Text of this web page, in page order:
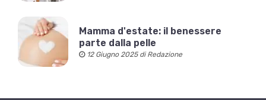
Mamma d'estate: il benessere
parte dalla pelle
12 Giugno 2025 di Redazione